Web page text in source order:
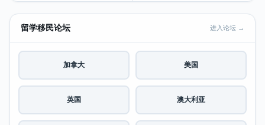
留学移民论坛 进入论坛 →
加拿大 美国
英国 澳大利亚